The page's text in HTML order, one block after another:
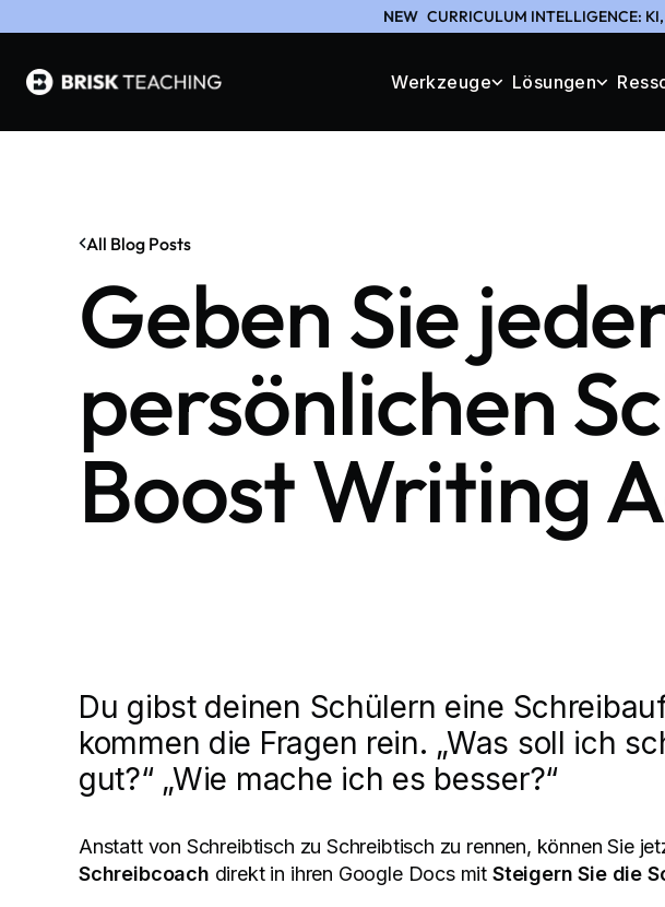
NEW CURRICULUM INTELLIGENCE:
Werkzeuge Lösungen
All Blog Posts
Geben Sie
persönlichen
Boost Writing
Du gibst deinen Schülern eine
kommen die Fragen rein. „Was soll ich
gut?“ „Wie mache ich es besser?“
Anstatt von Schreibtisch zu Schreibtisch zu rennen, können Sie
Schreibcoach direkt in ihren Google Docs mit Steigern Sie die